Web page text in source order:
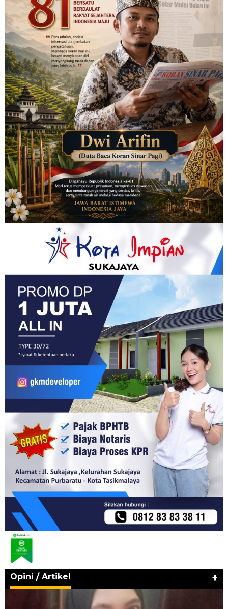
Opini / Artikel +